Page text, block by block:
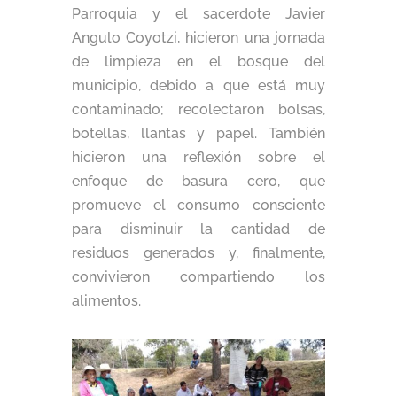
Parroquia y el sacerdote Javier
Angulo Coyotzi, hicieron una jornada
de limpieza en el bosque del
municipio, debido a que está muy
contaminado; recolectaron bolsas,
botellas, llantas y papel. También
hicieron una reflexión sobre el
enfoque de basura cero, que
promueve el consumo consciente
para disminuir la cantidad de
residuos generados y, finalmente,
convivieron compartiendo los
alimentos.